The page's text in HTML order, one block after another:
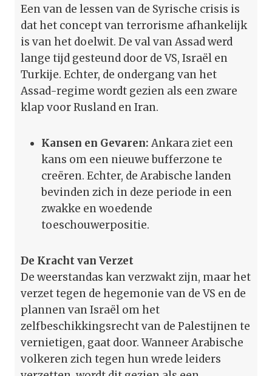
Een van de lessen van de Syrische crisis is
dat het concept van terrorisme afhankelijk
is van het doelwit. De val van Assad werd
lange tijd gesteund door de VS, Israël en
Turkije. Echter, de ondergang van het
Assad-regime wordt gezien als een zware
klap voor Rusland en Iran.
Kansen en Gevaren: Ankara ziet een
kans om een nieuwe bufferzone te
creëren. Echter, de Arabische landen
bevinden zich in deze periode in een
zwakke en woedende
toeschouwerpositie.
De Kracht van Verzet
De weerstandas kan verzwakt zijn, maar het
verzet tegen de hegemonie van de VS en de
plannen van Israël om het
zelfbeschikkingsrecht van de Palestijnen te
vernietigen, gaat door. Wanneer Arabische
volkeren zich tegen hun wrede leiders